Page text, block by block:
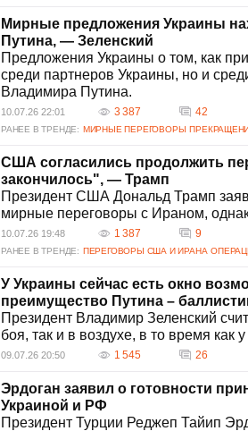
Мирные предложения Украины
Путина, — Зеленский
Предложения Украины о том, как
среди партнеров Украины, но и
Владимира Путина.
10.07.26 22:01 3 387 42
РАНЕЕ В ТРЕНДЕ: МИРНЫЕ ПЕРЕГОВОРЫ
США согласились продолжить
закончилось", — Трамп
Президент США Дональд Трамп
мирные переговоры с Ираном,
10.07.26 19:48 1 387 9
РАНЕЕ В ТРЕНДЕ: ПЕРЕГОВОРЫ США И ИРАНА
У Украины сейчас есть окно
преимущество Путина –
Президент Владимир Зеленский
боя, так и в воздухе, в то время
09.07.26 20:50 1 545 26
Эрдоган заявил о готовности
Украиной и РФ
Президент Турции Реджеп Тайип